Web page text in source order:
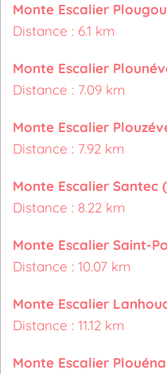
Monte Escalier
Distance : 6.1 km
Monte Escalier
Distance : 7.09 km
Monte Escalier
Distance : 7.92 km
Monte Escalier Santec
Distance : 8.22 km
Monte Escalier Saint-
Distance : 10.07 km
Monte Escalier
Distance : 11.12 km
Monte Escalier